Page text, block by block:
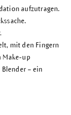
aufzutragen.
mit den Fingern
Make-up
Blender – ein